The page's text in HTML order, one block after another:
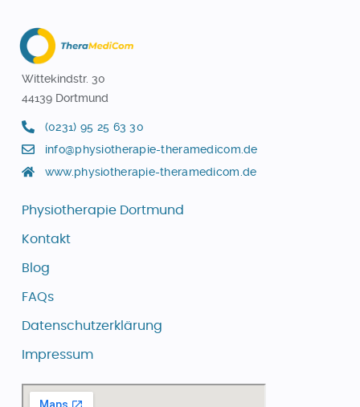
Wittekindstr. 30
44139 Dortmund
(0231) 95 25 63 30
info@physiotherapie-theramedicom.de
www.physiotherapie-theramedicom.de
Physiotherapie Dortmund
Kontakt
Blog
FAQs
Datenschutzerklärung
Impressum